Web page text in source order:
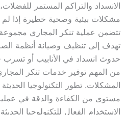
الانسداد والتراكم المستمر
مشكلات بيئية وصحية خطيرة إذا لم
تتضمن عملية تنكر المجاري
تهدف إلى تنظيف وصيانة أنظمة
حدوث انسداد في الأنابيب أو
من المهم توفير خدمات تنكر
المشكلات. تطور التكنولوجيا
مستوى من الكفاءة والدقة في
الاستخدام الفعال للتكنولوجيا